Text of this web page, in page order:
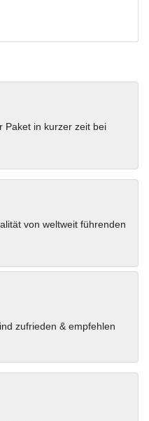
Paket in kurzer zeit bei
von weltweit führenden
zufrieden & empfehlen